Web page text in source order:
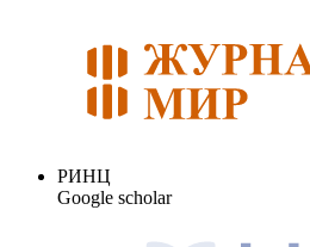
РИНЦ
Google scholar